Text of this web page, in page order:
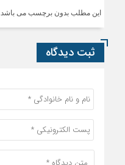
این مطلب بدون برچسب می باشد.
ثبت دیدگاه